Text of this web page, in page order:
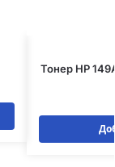
Тонер HP